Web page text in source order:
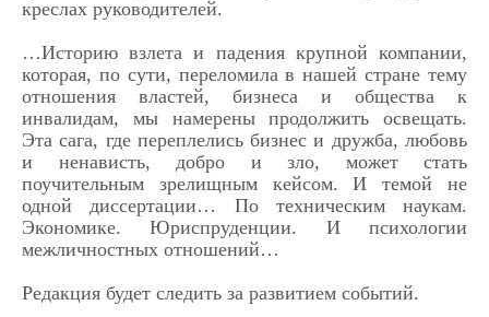
креслах руководителей.
…Историю взлета и падения крупной компании,
которая, по сути, переломила в нашей стране тему
отношения властей, бизнеса и общества к
инвалидам, мы намерены продолжить освещать.
Эта сага, где переплелись бизнес и дружба, любовь
и ненависть, добро и зло, может стать
поучительным зрелищным кейсом. И темой не
одной диссертации… По техническим наукам.
Экономике. Юриспруденции. И психологии
межличностных отношений…
Редакция будет следить за развитием событий.